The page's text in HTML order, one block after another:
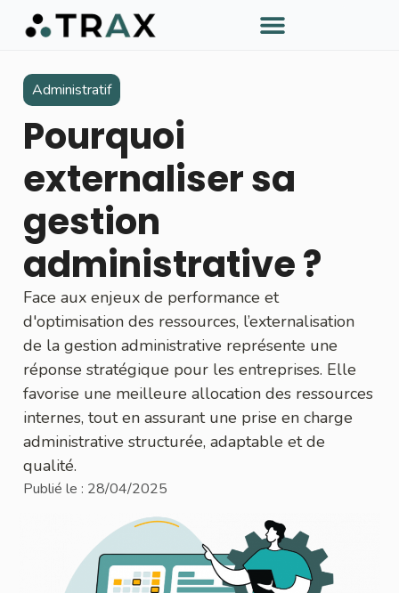
Administratif
Pourquoi
externaliser sa
gestion
administrative ?
Face aux enjeux de performance et
d'optimisation des ressources, l’externalisation
de la gestion administrative représente une
réponse stratégique pour les entreprises. Elle
favorise une meilleure allocation des ressources
internes, tout en assurant une prise en charge
administrative structurée, adaptable et de
qualité.
Publié le : 28/04/2025